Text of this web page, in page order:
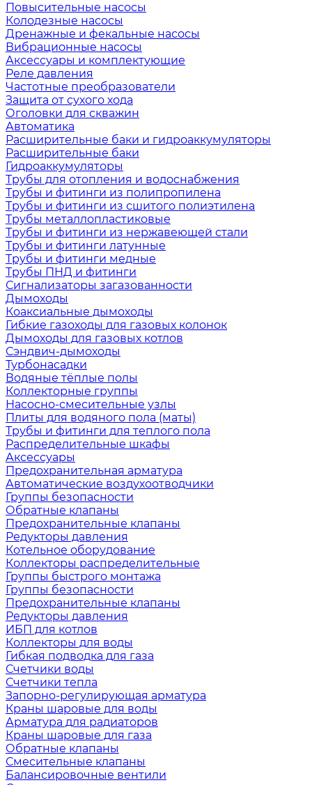
Повысительные насосы
Колодезные насосы
Дренажные и фекальные насосы
Вибрационные насосы
Аксессуары и комплектующие
Реле давления
Частотные преобразователи
Защита от сухого хода
Оголовки для скважин
Автоматика
Расширительные баки и гидроаккумуляторы
Расширительные баки
Гидроаккумуляторы
Трубы для отопления и водоснабжения
Трубы и фитинги из полипропилена
Трубы и фитинги из сшитого полиэтилена
Трубы металлопластиковые
Трубы и фитинги из нержавеющей стали
Трубы и фитинги латунные
Трубы и фитинги медные
Трубы ПНД и фитинги
Сигнализаторы загазованности
Дымоходы
Коаксиальные дымоходы
Гибкие газоходы для газовых колонок
Дымоходы для газовых котлов
Сэндвич-дымоходы
Турбонасадки
Водяные тёплые полы
Коллекторные группы
Насосно-смесительные узлы
Плиты для водяного пола (маты)
Трубы и фитинги для теплого пола
Распределительные шкафы
Аксессуары
Предохранительная арматура
Автоматические воздухоотводчики
Группы безопасности
Обратные клапаны
Предохранительные клапаны
Редукторы давления
Котельное оборудование
Коллекторы распределительные
Группы быстрого монтажа
Группы безопасности
Предохранительные клапаны
Редукторы давления
ИБП для котлов
Коллекторы для воды
Гибкая подводка для газа
Счетчики воды
Счетчики тепла
Запорно-регулирующая арматура
Краны шаровые для воды
Арматура для радиаторов
Краны шаровые для газа
Обратные клапаны
Смесительные клапаны
Балансировочные вентили